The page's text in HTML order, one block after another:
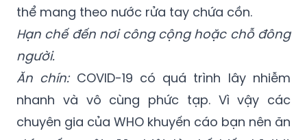
thể mang theo nước rửa tay chứa cồn.
Hạn chế đến nơi công cộng hoặc chỗ đông
người.
Ăn chín: COVID-19 có quá trình lây nhiễm
nhanh và vô cùng phức tạp. Vì vậy các
chuyên gia của WHO khuyến cáo bạn nên ăn